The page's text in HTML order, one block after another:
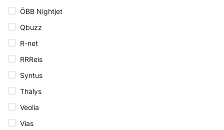
ÖBB Nightjet
Qbuzz
R-net
RRReis
Syntus
Thalys
Veolia
Vias